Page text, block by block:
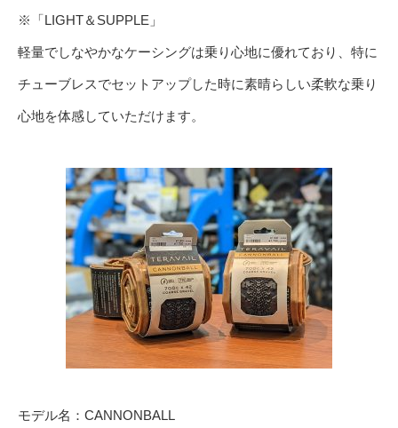
※「LIGHT＆SUPPLE」
軽量でしなやかなケーシングは乗り心地に優れており、特に
チューブレスでセットアップした時に素晴らしい柔軟な乗り
心地を体感していただけます。
モデル名：CANNONBALL